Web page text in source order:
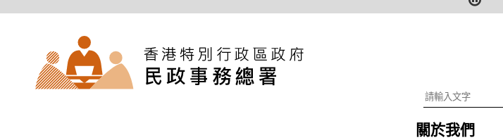
二零一九年七月二十六日的新聞公報
二零一七年四月二十八日的新聞公報
二零一七年四月五日的新聞公報
關於我們